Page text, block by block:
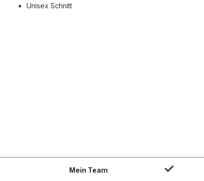
Unisex Schnitt
Mein Team